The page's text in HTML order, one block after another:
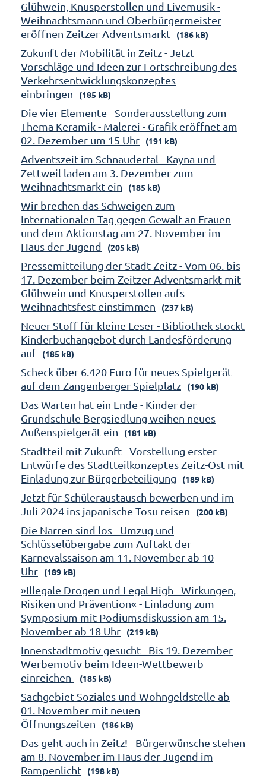
Glühwein, Knusperstollen und Livemusik -
Weihnachtsmann und Oberbürgermeister
eröffnen Zeitzer Adventsmarkt
(186 kB)
Zukunft der Mobilität in Zeitz - Jetzt
Vorschläge und Ideen zur Fortschreibung des
Verkehrsentwicklungskonzeptes
einbringen
(185 kB)
Die vier Elemente - Sonderausstellung zum
Thema Keramik - Malerei - Grafik eröffnet am
02. Dezember um 15 Uhr
(191 kB)
Adventszeit im Schnaudertal - Kayna und
Zettweil laden am 3. Dezember zum
Weihnachtsmarkt ein
(185 kB)
Wir brechen das Schweigen zum
Internationalen Tag gegen Gewalt an Frauen
und dem Aktionstag am 27. November im
Haus der Jugend
(205 kB)
Pressemitteilung der Stadt Zeitz - Vom 06. bis
17. Dezember beim Zeitzer Adventsmarkt mit
Glühwein und Knusperstollen aufs
Weihnachtsfest einstimmen
(237 kB)
Neuer Stoff für kleine Leser - Bibliothek stockt
Kinderbuchangebot durch Landesförderung
auf
(185 kB)
Scheck über 6.420 Euro für neues Spielgerät
auf dem Zangenberger Spielplatz
(190 kB)
Das Warten hat ein Ende - Kinder der
Grundschule Bergsiedlung weihen neues
Außenspielgerät ein
(181 kB)
Stadtteil mit Zukunft - Vorstellung erster
Entwürfe des Stadtteilkonzeptes Zeitz-Ost mit
Einladung zur Bürgerbeteiligung
(189 kB)
Jetzt für Schüleraustausch bewerben und im
Juli 2024 ins japanische Tosu reisen
(200 kB)
Die Narren sind los - Umzug und
Schlüsselübergabe zum Auftakt der
Karnevalssaison am 11. November ab 10
Uhr
(189 kB)
»Illegale Drogen und Legal High - Wirkungen,
Risiken und Prävention« - Einladung zum
Symposium mit Podiumsdiskussion am 15.
November ab 18 Uhr
(219 kB)
Innenstadtmotiv gesucht - Bis 19. Dezember
Werbemotiv beim Ideen-Wettbewerb
einreichen
(185 kB)
Sachgebiet Soziales und Wohngeldstelle ab
01. November mit neuen
Öffnungszeiten
(186 kB)
Das geht auch in Zeitz! - Bürgerwünsche stehen
am 8. November im Haus der Jugend im
Rampenlicht
(198 kB)